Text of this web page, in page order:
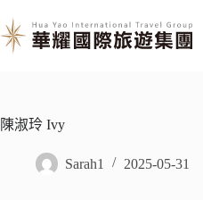
陳淑玲 Ivy
Sarah1 2025-05-31